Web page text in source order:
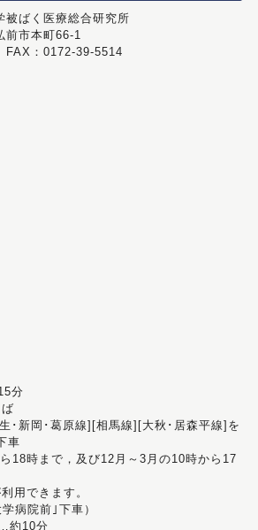
被ばく医療総合研究所
市本町66-1
：0172-39-5514
分
･新岡･葛原線][相馬線][大秋･居森平線]を
車
18時まで，及び12月～3月の10時から17
用できます。
病院前｣下車）
約10分